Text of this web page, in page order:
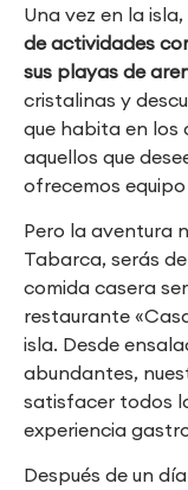
Una vez en la isla,
de actividades
sus playas de
cristalinas y
que habita en los
aquellos que
ofrecemos
Pero la aventura
Tabarca, serás
comida casera
restaurante
isla. Desde
abundantes,
satisfacer todos
experiencia
Después de un